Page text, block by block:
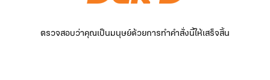
ตรวจสอบว่าคุณเป็นมนุษย์ด้วยการทำคำสั่งนี้ให้เสร็จสิ้น